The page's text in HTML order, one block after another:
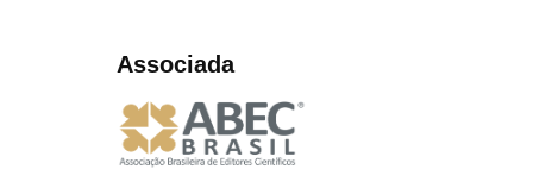
Associada